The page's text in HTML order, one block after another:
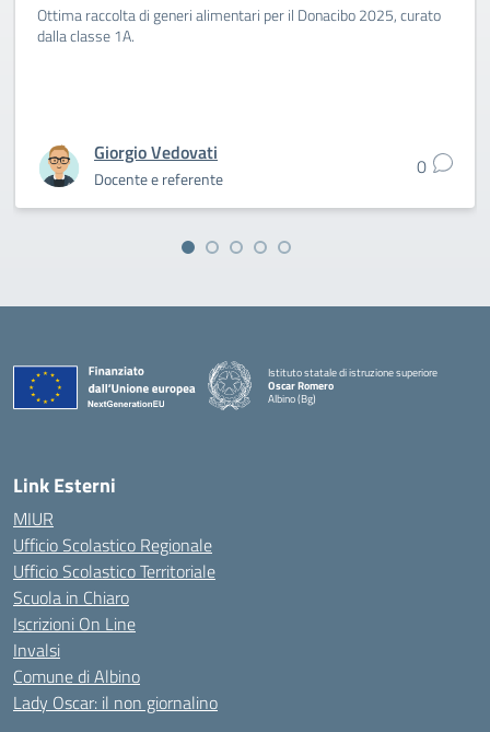
Ottima raccolta di generi alimentari per il Donacibo 2025, curato
dalla classe 1A.
Giorgio Vedovati
Docente e referente 0
Istituto statale di istruzione superiore
Oscar Romero
Albino (Bg)
Link Esterni
MIUR
Ufficio Scolastico Regionale
Ufficio Scolastico Territoriale
Scuola in Chiaro
Iscrizioni On Line
Invalsi
Comune di Albino
Lady Oscar: il non giornalino